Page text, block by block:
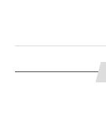
Se il
mette
Qualora il